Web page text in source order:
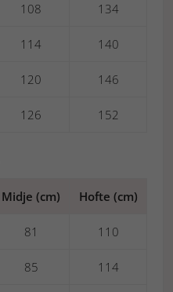
108 134
114 140
120 146
126 152
Midje (cm) Hofte (cm)
81 110
85 114